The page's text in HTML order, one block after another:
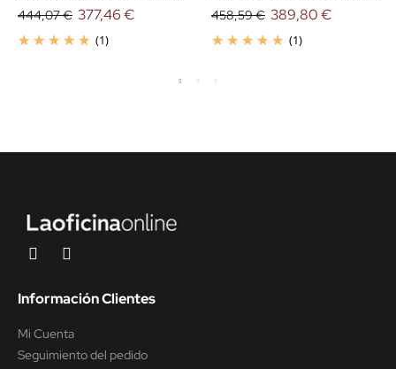
vertical 105cm.
444,07 €
(1)
377,46 €
vertical 145cm.
458,59 €
(1)
389,80 €
Información Clientes
Mi Cuenta
Seguimiento del pedido